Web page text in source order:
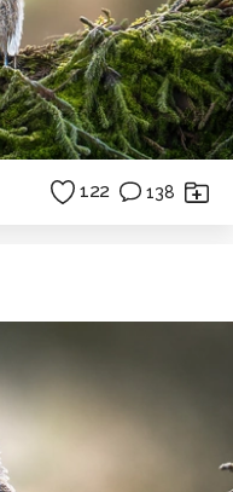
en heb van mijn
gekocht nl. de
122 138